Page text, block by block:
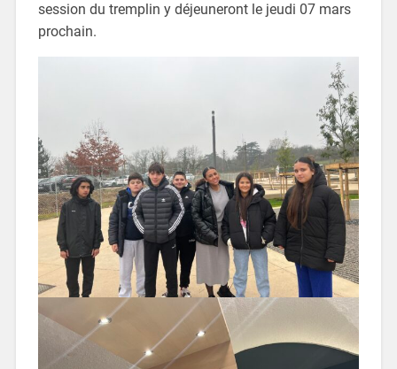
session du tremplin y déjeuneront le jeudi 07 mars
prochain.